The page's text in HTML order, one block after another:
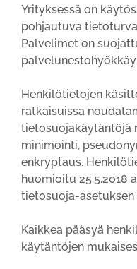
Yrityksessä on
pohjautuva
Palvelimet on
Henkilötietojen
ratkaisuissa
tietosuojakäytäntöjä
minimointi,
enkryptaus.
huomioitu 25.5.2018
tietosuoja-
Kaikkea pääsyä
käytäntöjen